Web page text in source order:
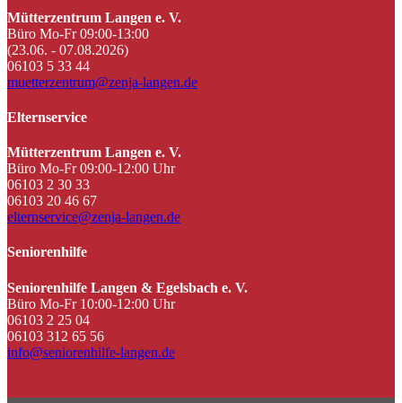
Mütterzentrum Langen e. V.
Büro Mo-Fr 09:00-13:00
(23.06. - 07.08.2026)
06103 5 33 44
muetterzentrum@zenja-langen.de
Elternservice
Mütterzentrum Langen e. V.
Büro Mo-Fr 09:00-12:00 Uhr
06103 2 30 33
06103 20 46 67
elternservice@zenja-langen.de
Seniorenhilfe
Seniorenhilfe Langen & Egelsbach e. V.
Büro Mo-Fr 10:00-12:00 Uhr
06103 2 25 04
06103 312 65 56
info@seniorenhilfe-langen.de